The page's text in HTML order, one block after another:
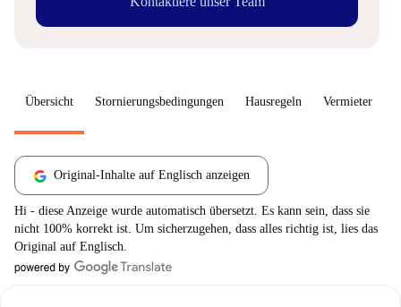
Übersicht Stornierungsbedingungen Hausregeln Vermieter
Original-Inhalte auf Englisch anzeigen
Hi - diese Anzeige wurde automatisch übersetzt. Es kann sein, dass sie
nicht 100% korrekt ist. Um sicherzugehen, dass alles richtig ist, lies das
Original auf Englisch.